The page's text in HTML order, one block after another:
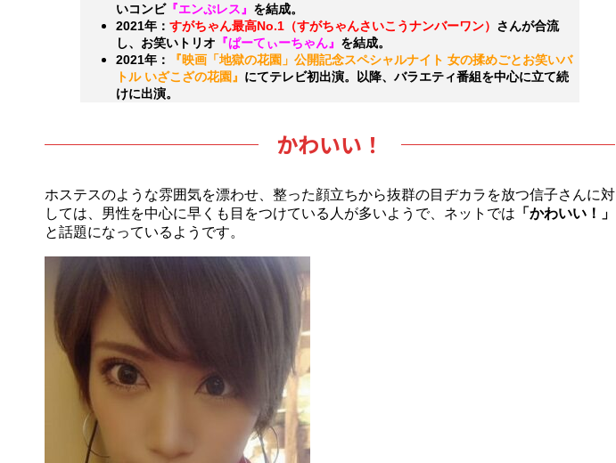
いコンビ『エンぷレス』 を結成。
2021年： すがちゃん最高No.1（すがちゃんさいこうナンバーワン） さんが合流
し、お笑いトリオ 『ぱーてぃーちゃん』 を結成。
2021年：
『映画「地獄の花園」公開記念スペシャルナイト 女の揉めごとお笑いバ
トル いざこざの花園』 にてテレビ初出演。以降、バラエティ番組を中心に立て続
けに出演。
かわいい！
ホステスのような雰囲気を漂わせ、整った顔立ちから抜群の目ヂカラを放つ信子さんに対
しては、男性を中心に早くも目をつけている人が多いようで、ネットでは 「かわいい！」
と話題になっているようです。